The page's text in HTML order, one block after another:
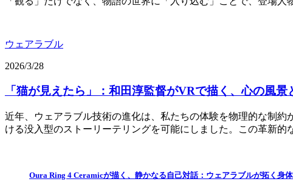
ウェアラブル
2026/3/28
「猫が見えたら」：和田淳監督がVRで描く、心の風
近年、ウェアラブル技術の進化は、私たちの体験を物理的な制
ける没入型のストーリーテリングを可能にしました。この革新的
Oura Ring 4 Ceramicが描く、静かなる自己対話：ウェアラブルが拓く身